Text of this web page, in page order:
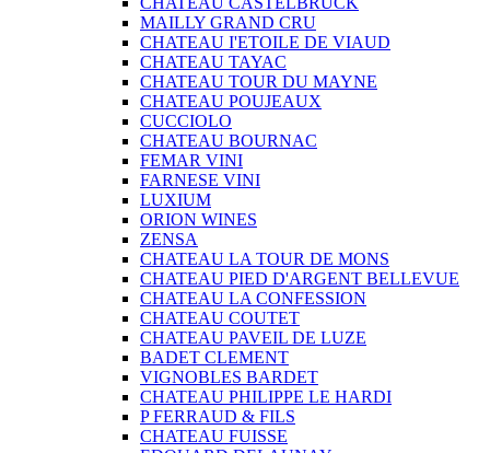
MAILLY GRAND CRU
CHATEAU I'ETOILE DE VIAUD
CHATEAU TAYAC
CHATEAU TOUR DU MAYNE
CHATEAU POUJEAUX
CUCCIOLO
CHATEAU BOURNAC
FEMAR VINI
FARNESE VINI
LUXIUM
ORION WINES
ZENSA
CHATEAU LA TOUR DE MONS
CHATEAU PIED D'ARGENT BELLEVUE
CHATEAU LA CONFESSION
CHATEAU COUTET
CHATEAU PAVEIL DE LUZE
BADET CLEMENT
VIGNOBLES BARDET
CHATEAU PHILIPPE LE HARDI
P FERRAUD & FILS
CHATEAU FUISSE